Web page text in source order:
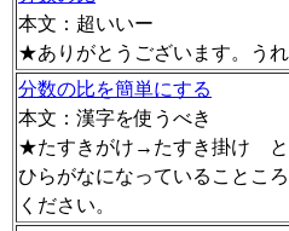
本文：超いいー
★ありがとうございます。うれ
分数の比を簡単にする
本文：漢字を使うべき
★たすきがけ→たすき掛け と
ひらがなになっていることこ
ください。